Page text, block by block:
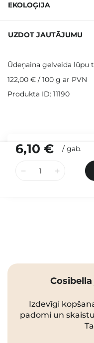
6,10 € / gab.
EKOLOĢIJA
UZDOT JAUTĀJUMU
Ūdeņaina gelveida lūpu
122,00 € / 100 g ar PVN
Produkta ID: 11190
Izdevīgi
padomi un